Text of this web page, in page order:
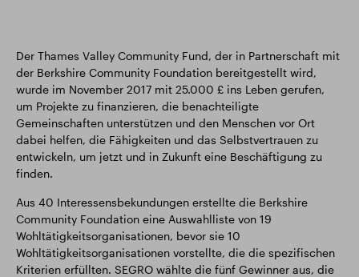
Der Thames Valley Community Fund, der in Partnerschaft mit
der Berkshire Community Foundation bereitgestellt wird,
wurde im November 2017 mit 25.000 £ ins Leben gerufen,
um Projekte zu finanzieren, die benachteiligte
Gemeinschaften unterstützen und den Menschen vor Ort
dabei helfen, die Fähigkeiten und das Selbstvertrauen zu
entwickeln, um jetzt und in Zukunft eine Beschäftigung zu
finden.
Aus 40 Interessensbekundungen erstellte die Berkshire
Community Foundation eine Auswahlliste von 19
Wohltätigkeitsorganisationen, bevor sie 10
Wohltätigkeitsorganisationen vorstellte, die die spezifischen
Kriterien erfüllten. SEGRO wählte die fünf Gewinner aus, die